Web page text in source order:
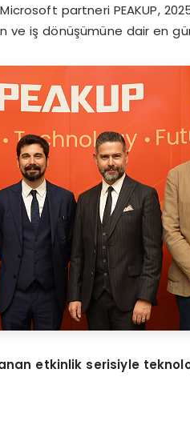
partneri PEAKUP,
ve iş dönüşümüne dair en
etkinlik serisiyle